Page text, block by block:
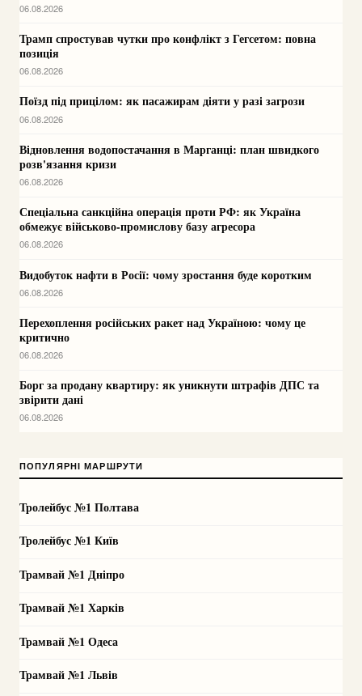
06.08.2026
Трамп спростував чутки про конфлікт з Гегсетом: повна
позиція
06.08.2026
Поїзд під прицілом: як пасажирам діяти у разі загрози
06.08.2026
Відновлення водопостачання в Марганці: план швидкого
розв'язання кризи
06.08.2026
Спеціальна санкційна операція проти РФ: як Україна
обмежує військово-промислову базу агресора
06.08.2026
Видобуток нафти в Росії: чому зростання буде коротким
06.08.2026
Перехоплення російських ракет над Україною: чому це
критично
06.08.2026
Борг за продану квартиру: як уникнути штрафів ДПС та
звірити дані
06.08.2026
ПОПУЛЯРНІ МАРШРУТИ
Тролейбус №1 Полтава
Тролейбус №1 Київ
Трамвай №1 Дніпро
Трамвай №1 Харків
Трамвай №1 Одеса
Трамвай №1 Львів